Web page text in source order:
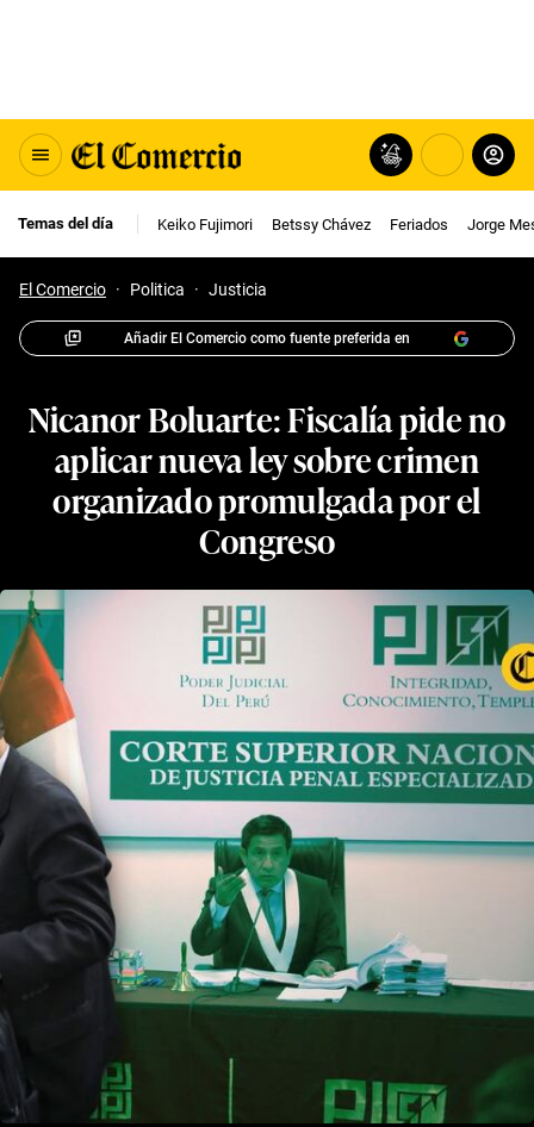
Temas del día Keiko Fujimori Betssy Chávez Feriados Jorge
El Comercio · Politica · Justicia
Añadir El Comercio como fuente preferida en
Nicanor Boluarte: Fiscalía pide no
aplicar nueva ley sobre crimen
organizado promulgada por el
Congreso